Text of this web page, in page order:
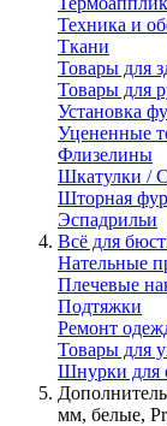
Техника и
Ткани
Товары для
Товары для
Установка
Уцененные
Флизелины
Шкатулки /
Шторная
Эспадрильи
Всё для
Нательные
Плечевые
Подтяжки
Ремонт
Товары для
Шнурки для
мм, белые,